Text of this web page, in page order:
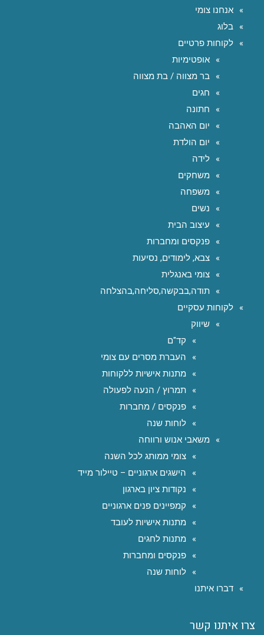
אנחנו צומי
בלוג
לקוחות פרטיים
אופטימיות
בר מצווה / בת מצווה
חגים
חתונה
יום האהבה
יום הולדת
לידה
משחקים
משפחה
נשים
עיצוב הבית
פנקסים ומחברות
צבא, לימודים, נסיעות
צומי באנגלית
תודה,בבקשה,סליחה,בהצלחה
לקוחות עסקיים
שיווק
קד"ם
העברת מסרים עם צומי
מתנות אישיות ללקוחות
תמרוץ / הנעה לפעולה
פנקסים / מחברות
לוחות שנה
משאבי אנוש ורווחה
צומי ממותג לכל השנה
הישגים ארגוניים – טיילור מייד
נקודות ציון בארגון
קמפיינים פנים ארגוניים
מתנות אישיות לעובד
מתנות לחגים
פנקסים ומחברות
לוחות שנה
דברו איתנו
צרו איתנו קשר